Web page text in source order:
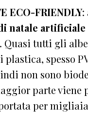
ECO-FRIENDLY:
natale artificiale
. Quasi tutti gli
spesso
non sono
parte viene
per